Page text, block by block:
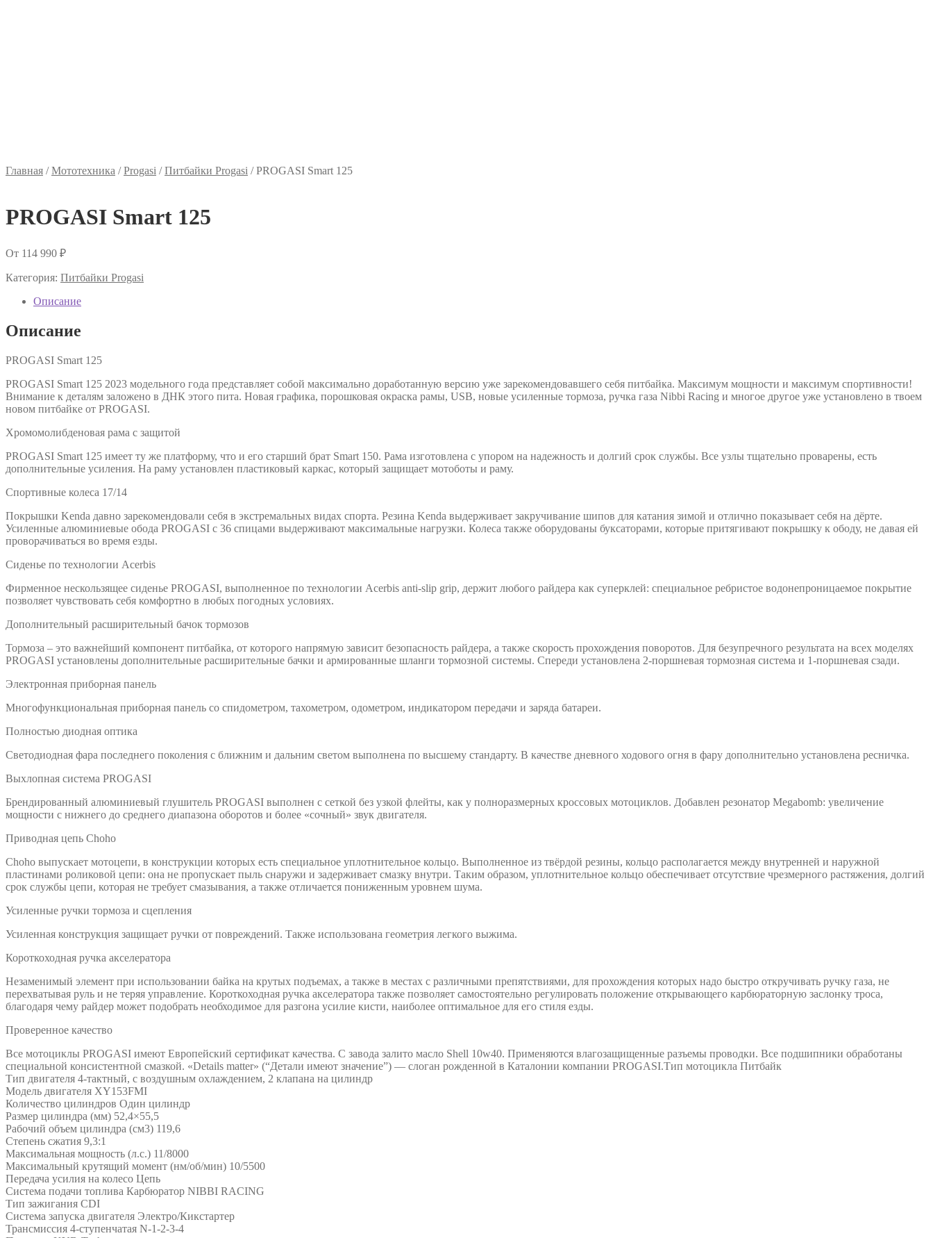
Главная /Мототехника /Progasi /Питбайки Progasi /PROGASI Smart 125
PROGASI Smart 125
От 114 990 ₽
Категория: Питбайки Progasi
Описание
Описание
PROGASI Smart 125
PROGASI Smart 125 2023 модельного года представляет собой максимально доработанную версию уже зарекомендовавшего себя питбайка. Максимум мощности и максимум спортивности!
Внимание к деталям заложено в ДНК этого пита. Новая графика, порошковая окраска рамы, USB, новые усиленные тормоза, ручка газа Nibbi Racing и многое другое уже установлено в твоем
новом питбайке от PROGASI.
Хромомолибденовая рама с защитой
PROGASI Smart 125 имеет ту же платформу, что и его старший брат Smart 150. Рама изготовлена с упором на надежность и долгий срок службы. Все узлы тщательно проварены, есть
дополнительные усиления. На раму установлен пластиковый каркас, который защищает мотоботы и раму.
Спортивные колеса 17/14
Покрышки Kenda давно зарекомендовали себя в экстремальных видах спорта. Резина Kenda выдерживает закручивание шипов для катания зимой и отлично показывает себя на дёрте.
Усиленные алюминиевые обода PROGASI с 36 спицами выдерживают максимальные нагрузки. Колеса также оборудованы буксаторами, которые притягивают покрышку к ободу, не давая ей
проворачиваться во время езды.
Сиденье по технологии Acerbis
Фирменное нескользящее сиденье PROGASI, выполненное по технологии Acerbis anti-slip grip, держит любого райдера как суперклей: специальное ребристое водонепроницаемое покрытие
позволяет чувствовать себя комфортно в любых погодных условиях.
Дополнительный расширительный бачок тормозов
Тормоза – это важнейший компонент питбайка, от которого напрямую зависит безопасность райдера, а также скорость прохождения поворотов. Для безупречного результата на всех моделях
PROGASI установлены дополнительные расширительные бачки и армированные шланги тормозной системы. Спереди установлена 2-поршневая тормозная система и 1-поршневая сзади.
Электронная приборная панель
Многофункциональная приборная панель со спидометром, тахометром, одометром, индикатором передачи и заряда батареи.
Полностью диодная оптика
Светодиодная фара последнего поколения с ближним и дальним светом выполнена по высшему стандарту. В качестве дневного ходового огня в фару дополнительно установлена ресничка.
Выхлопная система PROGASI
Брендированный алюминиевый глушитель PROGASI выполнен с сеткой без узкой флейты, как у полноразмерных кроссовых мотоциклов. Добавлен резонатор Megabomb: увеличение
мощности c нижнего до среднего диапазона оборотов и более «сочный» звук двигателя.
Приводная цепь Choho
Choho выпускает мотоцепи, в конструкции которых есть специальное уплотнительное кольцо. Выполненное из твёрдой резины, кольцо располагается между внутренней и наружной
пластинами роликовой цепи: она не пропускает пыль снаружи и задерживает смазку внутри. Таким образом, уплотнительное кольцо обеспечивает отсутствие чрезмерного растяжения, долгий
срок службы цепи, которая не требует смазывания, а также отличается пониженным уровнем шума.
Усиленные ручки тормоза и сцепления
Усиленная конструкция защищает ручки от повреждений. Также использована геометрия легкого выжима.
Короткоходная ручка акселератора
Незаменимый элемент при использовании байка на крутых подъемах, а также в местах с различными препятствиями, для прохождения которых надо быстро откручивать ручку газа, не
перехватывая руль и не теряя управление. Короткоходная ручка акселератора также позволяет самостоятельно регулировать положение открывающего карбюраторную заслонку троса,
благодаря чему райдер может подобрать необходимое для разгона усилие кисти, наиболее оптимальное для его стиля езды.
Проверенное качество
Все мотоциклы PROGASI имеют Европейский сертификат качества. С завода залито масло Shell 10w40. Применяются влагозащищенные разъемы проводки. Все подшипники обработаны
специальной консистентной смазкой. «Details matter» (“Детали имеют значение”) — слоган рожденной в Каталонии компании PROGASI.Тип мотоцикла Питбайк
Тип двигателя 4-тактный, с воздушным охлаждением, 2 клапана на цилиндр
Модель двигателя XY153FMI
Количество цилиндров Один цилиндр
Размер цилиндра (мм) 52,4×55,5
Рабочий объем цилиндра (см3) 119,6
Степень сжатия 9,3:1
Максимальная мощность (л.с.) 11/8000
Максимальный крутящий момент (нм/об/мин) 10/5500
Передача усилия на колесо Цепь
Система подачи топлива Карбюратор NIBBI RACING
Тип зажигания CDI
Система запуска двигателя Электро/Кикстартер
Трансмиссия 4-ступенчатая N-1-2-3-4